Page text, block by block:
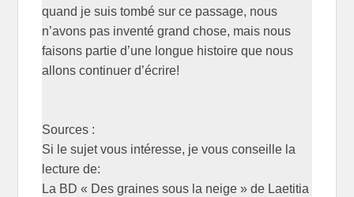
quand je suis tombé sur ce passage, nous
n’avons pas inventé grand chose, mais nous
faisons partie d’une longue histoire que nous
allons continuer d’écrire!
Sources :
Si le sujet vous intéresse, je vous conseille la
lecture de:
La BD « Des graines sous la neige » de Laetitia